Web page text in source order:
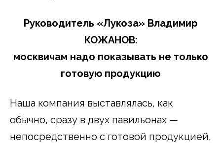
Руководитель «Лукоза» Владимир
КОЖАНОВ:
москвичам надо показывать не только
готовую продукцию
Наша компания выставлялась, как
обычно, сразу в двух павильонах —
непосредственно с готовой продукцией,